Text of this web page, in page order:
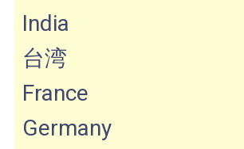
India
台湾
France
Germany